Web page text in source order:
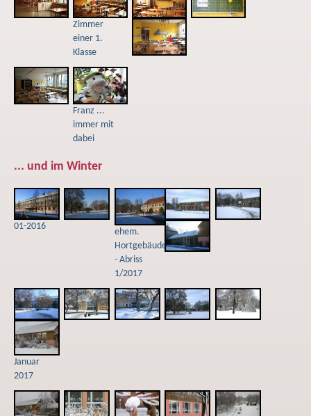
Zimmer
einer 1.
Klasse
Franz ...
immer mit
dabei
... und im Winter
01-2016
ehem.
Hortgebäude
- Abriss
1/2017
Januar
2017